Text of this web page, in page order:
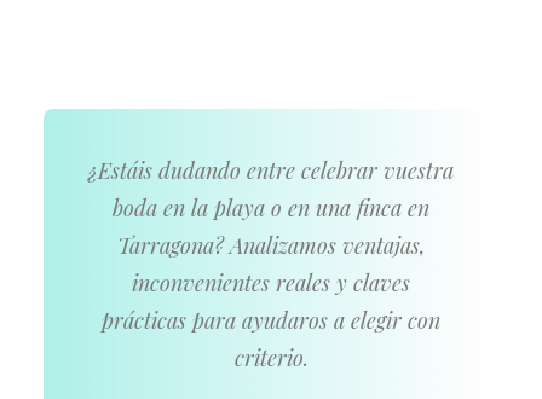
¿Estáis dudando entre celebrar vuestra
boda en la playa o en una finca en
Tarragona? Analizamos ventajas,
inconvenientes reales y claves
prácticas para ayudaros a elegir con
criterio.